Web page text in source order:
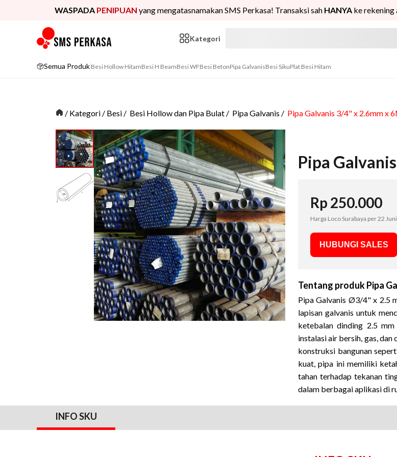
WASPADA PENIPUAN yang mengatasnamakan SMS Perkasa! Transaksi sah HANYA ke rekening
Kategori
Semua Produk Besi Hollow HitamBesi H BeamBesi WFBesi BetonPipa GalvanisBesi SikuPlat Besi Hitam
/ Kategori / Besi / Besi Hollow dan Pipa Bulat / Pipa Galvanis / Pipa Galvanis 3/4" x 2.6mm x
Pipa
Rp 250.000
Harga Loco Surabaya per22
HUBUNGI SALES
Tentang produkPipa
Pipa Galvanis Ø3/4" x 2.5
lapisan galvanis untuk
ketebalan dinding 2.5
instalasi air bersih, gas, dan
konstruksi bangunan
kuat, pipa ini memiliki
tahan terhadap tekanan
dalam berbagai aplikasi di
INFO SKU